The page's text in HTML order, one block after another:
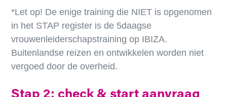
*Let op! De enige training die NIET is opgenomen
in het STAP register is de 5daagse
vrouwenleiderschapstraining op IBIZA.
Buitenlandse reizen en ontwikkelen worden niet
vergoed door de overheid.